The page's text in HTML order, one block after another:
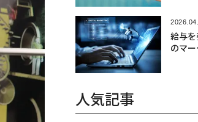
給与
のマ
人気記事